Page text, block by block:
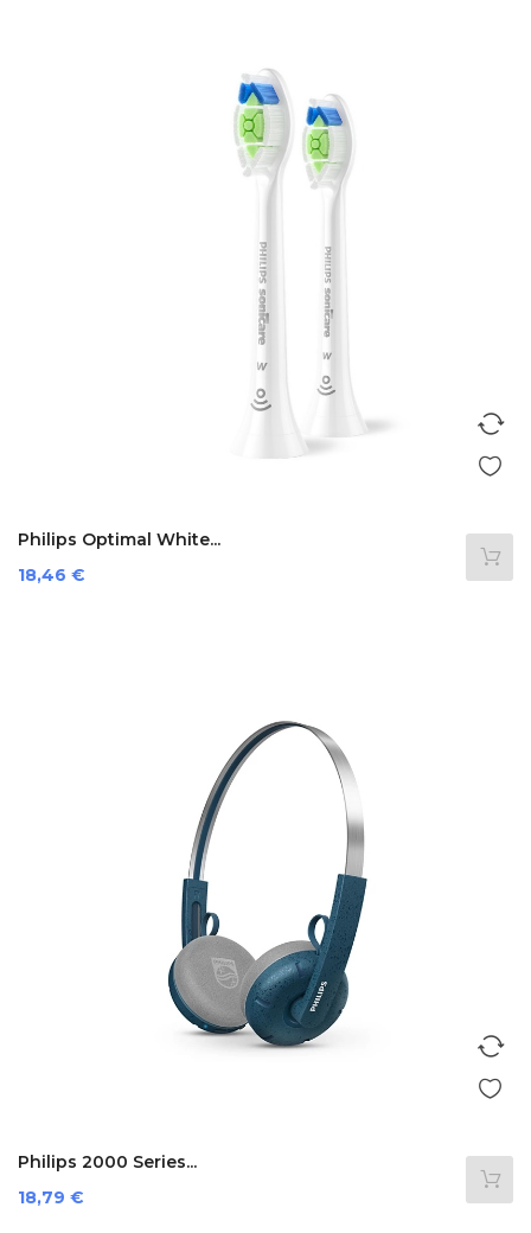
Philips Optimal White...
Prezzo
18,46 €
Philips 2000 Series...
Prezzo
18,79 €